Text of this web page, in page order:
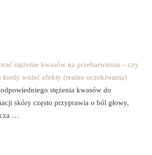
stężenie kwasów na przebarwienia – czy
kiedy widać efekty (realne oczekiwania)
stężenia kwasów do
skóry często przyprawia o ból głowy,
…